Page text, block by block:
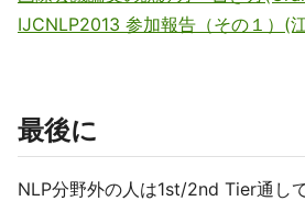
IJCNLP2013 参加報告（その１）(
最後に
NLP分野外の人は1st/2nd Tier通し